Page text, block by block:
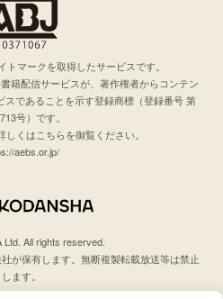
マークを取得したサービスです。
籍配信サービスが、著作権者からコンテン
であることを示す登録商標（登録番号 第
号）です。
くはこちらを御覧ください。
aebs.or.jp/
Ltd. All rights reserved.
が保有します。無断複製転載放送等は禁止
します。